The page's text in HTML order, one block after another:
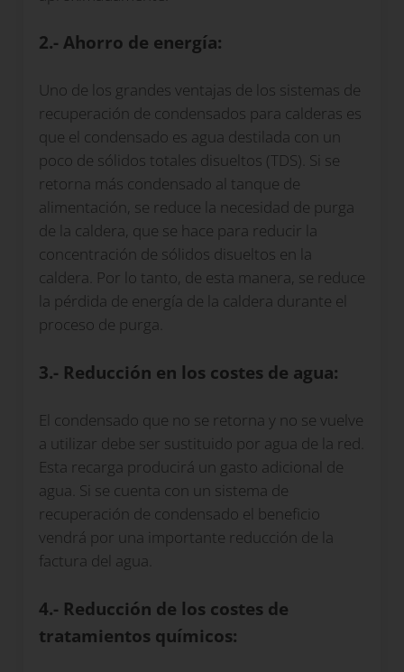
2.- Ahorro de energía:
Uno de los grandes ventajas de los sistemas de
recuperación de condensados para calderas es
que el condensado es agua destilada con un
poco de sólidos totales disueltos (TDS). Si se
retorna más condensado al tanque de
alimentación, se reduce la necesidad de purga
de la caldera, que se hace para reducir la
concentración de sólidos disueltos en la
caldera. Por lo tanto, de esta manera, se reduce
la pérdida de energía de la caldera durante el
proceso de purga.
3.- Reducción en los costes de agua:
El condensado que no se retorna y no se vuelve
a utilizar debe ser sustituido por agua de la red.
Esta recarga producirá un gasto adicional de
agua. Si se cuenta con un sistema de
recuperación de condensado el beneficio
vendrá por una importante reducción de la
factura del agua.
4.- Reducción de los costes de
tratamientos químicos: